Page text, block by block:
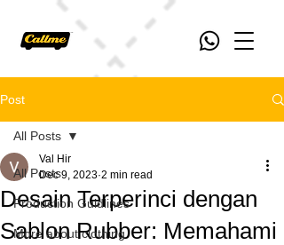
Post
All Posts
Production Guidlines
More about clothing
All Posts
Desain Terperinci dengan
Sablon Rubber: Memahami
Val Hir
Dec 9, 2023 2 min read